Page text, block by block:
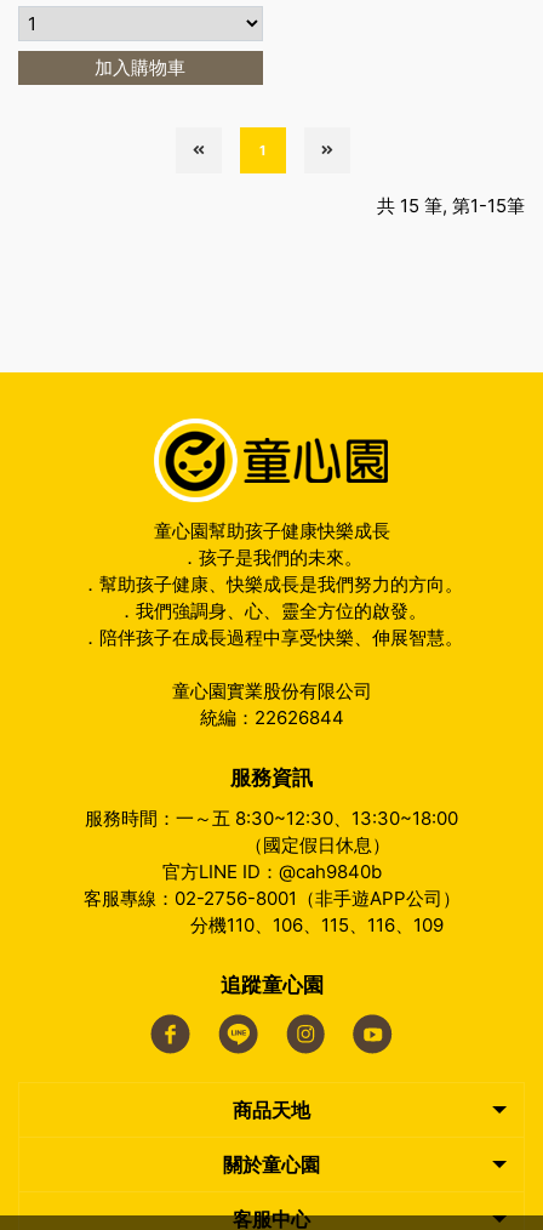
加入購物車
1
共 15 筆, 第1-15筆
童心園幫助孩子健康快樂成長
．孩子是我們的未來。
．幫助孩子健康、快樂成長是我們努力的方向。
．我們強調身、心、靈全方位的啟發。
．陪伴孩子在成長過程中享受快樂、伸展智慧。
童心園實業股份有限公司
統編：22626844
服務資訊
服務時間：一～五 8:30~12:30、13:30~18:00
（國定假日休息）
官方LINE ID：@cah9840b
客服專線：02-2756-8001（非手遊APP公司）
分機110、106、115、116、109
追蹤童心園
商品天地
關於童心園
客服中心